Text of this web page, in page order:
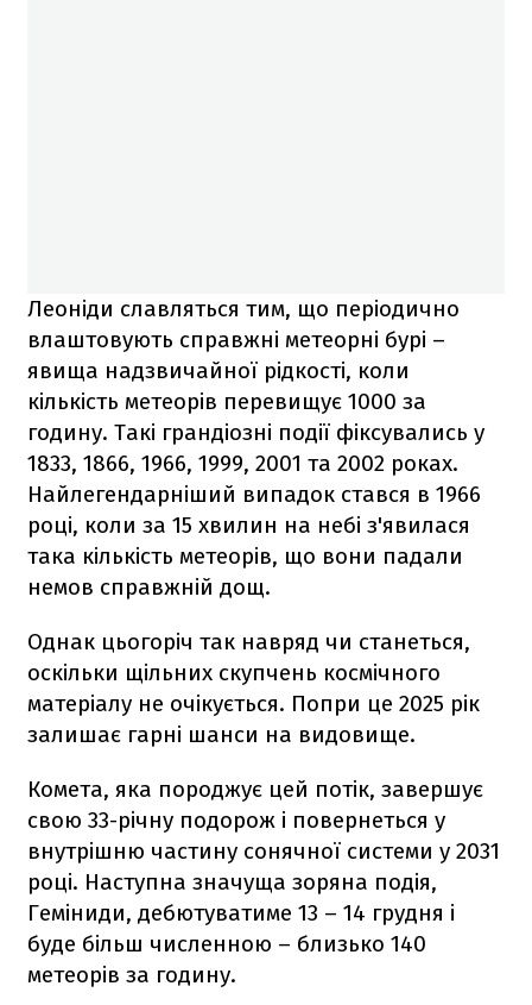
Леоніди славляться тим, що періодично
влаштовують справжні метеорні бурі –
явища надзвичайної рідкості, коли
кількість метеорів перевищує 1000 за
годину. Такі грандіозні події фіксувались у
1833, 1866, 1966, 1999, 2001 та 2002 роках.
Найлегендарніший випадок стався в 1966
році, коли за 15 хвилин на небі з'явилася
така кількість метеорів, що вони падали
немов справжній дощ.
Однак цьогоріч так навряд чи станеться,
оскільки щільних скупчень космічного
матеріалу не очікується. Попри це 2025 рік
залишає гарні шанси на видовище.
Комета, яка породжує цей потік, завершує
свою 33-річну подорож і повернеться у
внутрішню частину сонячної системи у 2031
році. Наступна значуща зоряна подія,
Геміниди, дебютуватиме 13 – 14 грудня і
буде більш численною – близько 140
метеорів за годину.